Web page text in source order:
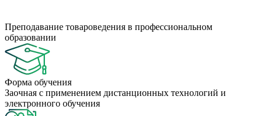
Преподавание товароведения в профессиональном
образовании
Форма обучения
Заочная с применением дистанционных технологий и
электронного обучения